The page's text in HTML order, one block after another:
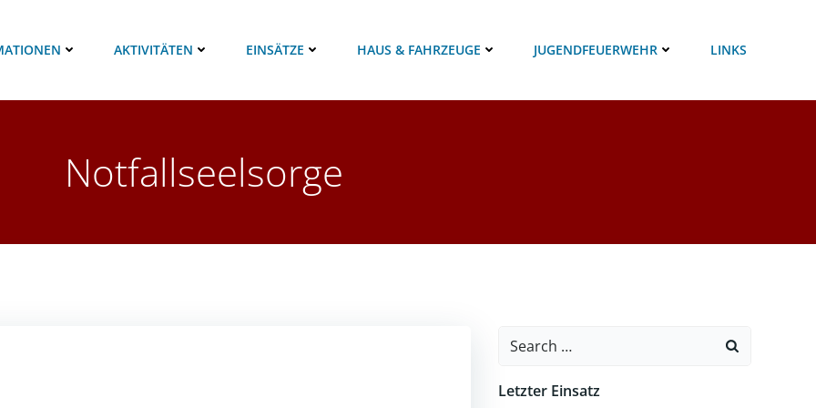
AKTIVITÄTEN EINSÄTZE HAUS & FAHRZEUGE JUGENDFEUERWEHR LINKS
Notfallseelsorge
Search
Letzter Einsatz